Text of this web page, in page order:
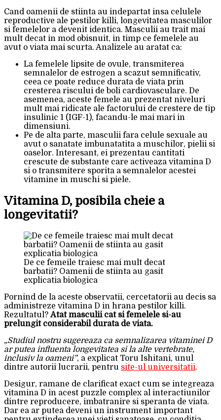
Cand oamenii de stiinta au indepartat insa celulele
reproductive ale pestilor killi, longevitatea masculilor
si femelelor a devenit identica. Masculii au trait mai
mult decat in mod obisnuit, in timp ce femelele au
avut o viata mai scurta. Analizele au aratat ca:
La femelele lipsite de ovule, transmiterea
semnalelor de estrogen a scazut semnificativ,
ceea ce poate reduce durata de viata prin
cresterea riscului de boli cardiovasculare. De
asemenea, aceste femele au prezentat niveluri
mult mai ridicate ale factorului de crestere de tip
insulinic 1 (IGF-1), facandu-le mai mari in
dimensiuni.
Pe de alta parte, masculii fara celule sexuale au
avut o sanatate imbunatatita a muschilor, pielii si
oaselor. Interesant, ei prezentau cantitati
crescute de substante care activeaza vitamina D
si o transmitere sporita a semnalelor acestei
vitamine in muschi si piele.
Vitamina D, posibila cheie a
longevitatii?
De ce femeile traiesc mai mult decat
barbatii? Oamenii de stiinta au gasit
explicatia biologica
Pornind de la aceste observatii, cercetatorii au decis sa
administreze vitamina D in hrana pestilor killi.
Rezultatul?Atat masculii cat si femelele si-au
prelungit considerabil durata de viata.
„Studiul nostru sugereaza ca semnalizarea vitaminei D
ar putea influenta longevitatea si la alte vertebrate,
inclusiv la oameni”, a explicat Toru Ishitani, unul
dintre autorii lucrarii, pentru site-ul universitatii.
Desigur, ramane de clarificat exact cum se integreaza
vitamina D in acest puzzle complex al interactiunilor
dintre reproducere, imbatranire si speranta de viata.
Dar ea ar putea deveni un instrument important